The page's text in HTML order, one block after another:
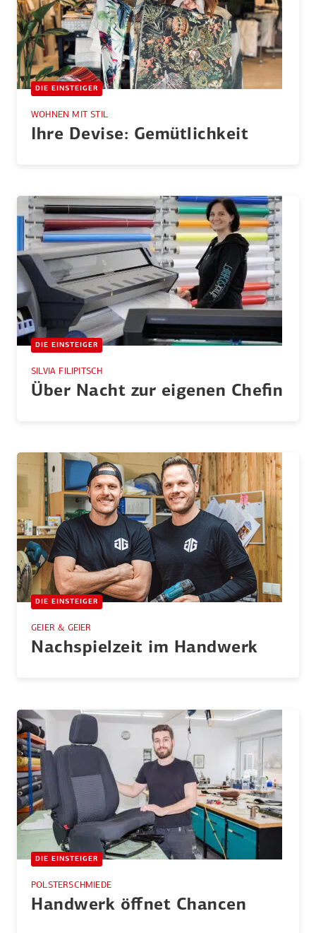
DIE EINSTEIGER
WOHNEN MIT STIL
Ihre Devise: Gemüt­lichkeit
DIE EINSTEIGER
SILVIA FILIPITSCH
Über Nacht zur eigenen Chefin
DIE EINSTEIGER
GEIER & GEIER
Nachspielzeit im Handwerk
DIE EINSTEIGER
POLSTERSCHMIEDE
Handwerk öffnet Chancen